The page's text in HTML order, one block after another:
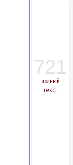
721
полный
текст